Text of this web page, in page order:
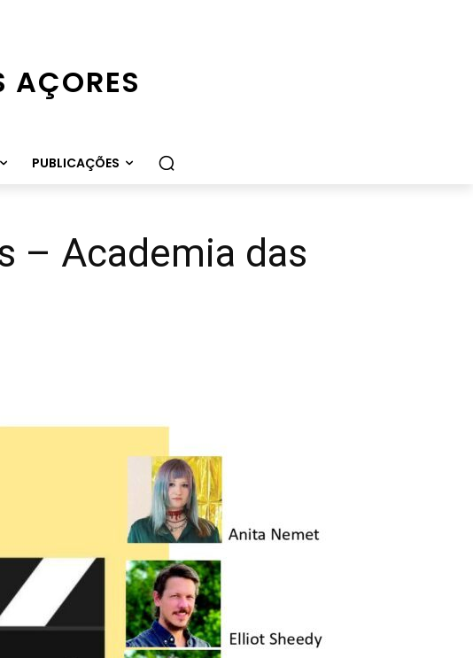
AÇORES
PUBLICAÇÕES
– Academia das